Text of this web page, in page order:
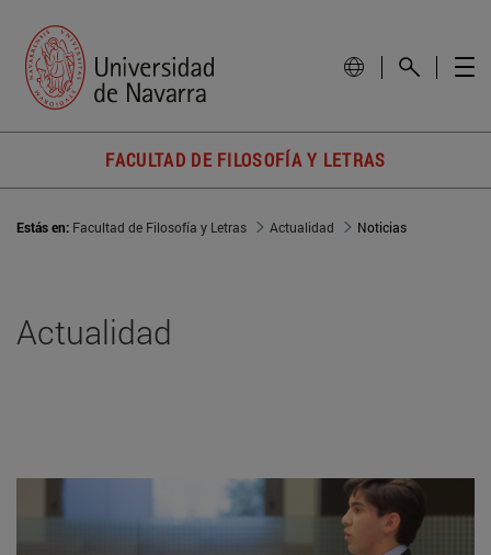
FACULTAD DE FILOSOFÍA Y LETRAS
Estás en: Facultad de Filosofía y Letras Actualidad Noticias
Actualidad